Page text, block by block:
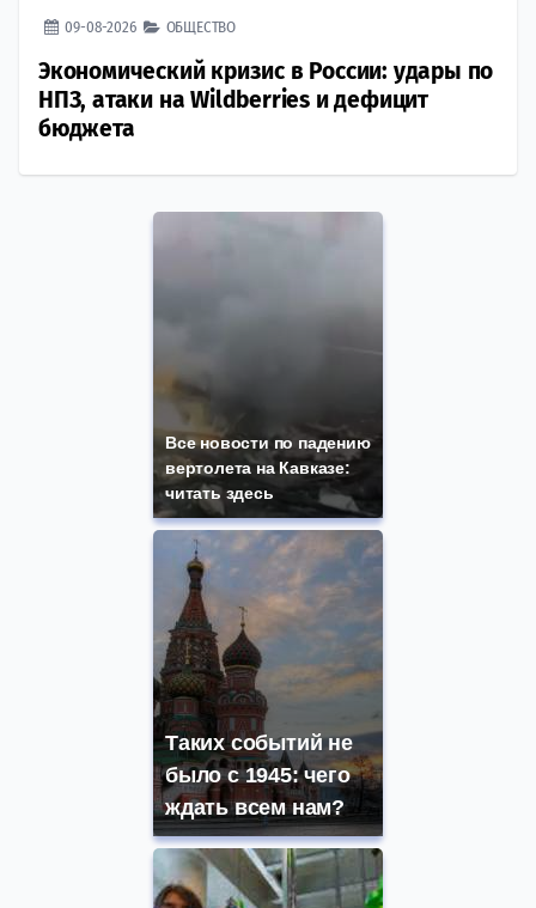
09-08-2026 ОБЩЕСТВО
Экономический кризис в России: удары по
НПЗ, атаки на Wildberries и дефицит
бюджета
Все новости по падению
вертолета на Кавказе:
читать здесь
Таких событий не
было с 1945: чего
ждать всем нам?